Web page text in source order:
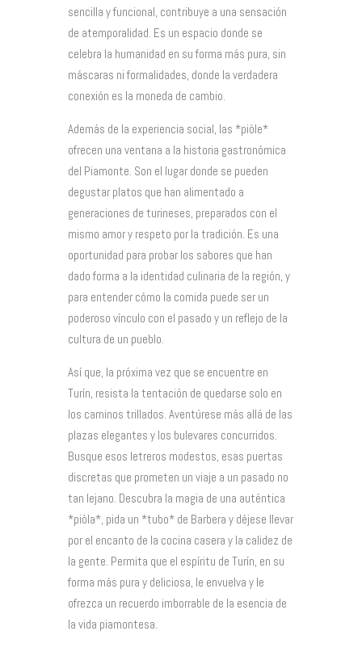
sencilla y funcional, contribuye a una sensación
de atemporalidad. Es un espacio donde se
celebra la humanidad en su forma más pura, sin
máscaras ni formalidades, donde la verdadera
conexión es la moneda de cambio.
Además de la experiencia social, las *piòle*
ofrecen una ventana a la historia gastronómica
del Piamonte. Son el lugar donde se pueden
degustar platos que han alimentado a
generaciones de turineses, preparados con el
mismo amor y respeto por la tradición. Es una
oportunidad para probar los sabores que han
dado forma a la identidad culinaria de la región, y
para entender cómo la comida puede ser un
poderoso vínculo con el pasado y un reflejo de la
cultura de un pueblo.
Así que, la próxima vez que se encuentre en
Turín, resista la tentación de quedarse solo en
los caminos trillados. Aventúrese más allá de las
plazas elegantes y los bulevares concurridos.
Busque esos letreros modestos, esas puertas
discretas que prometen un viaje a un pasado no
tan lejano. Descubra la magia de una auténtica
*piòla*, pida un *tubo* de Barbera y déjese llevar
por el encanto de la cocina casera y la calidez de
la gente. Permita que el espíritu de Turín, en su
forma más pura y deliciosa, le envuelva y le
ofrezca un recuerdo imborrable de la esencia de
la vida piamontesa.